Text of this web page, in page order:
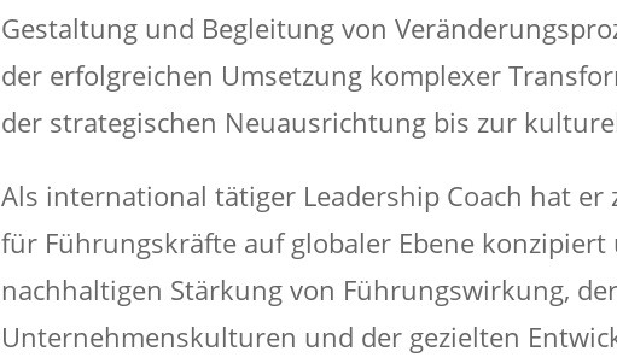
Gestaltung und Begleitung von
der erfolgreichen Umsetzung komplexer
der strategischen Neuausrichtung bis zur
Als international tätiger Leadership Coach hat
für Führungskräfte auf globaler Ebene
nachhaltigen Stärkung von Führungswirkung,
Unternehmenskulturen und der gezielten